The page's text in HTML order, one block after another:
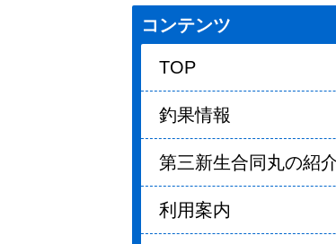
コンテンツ
TOP
釣果情報
第三新生合同丸の紹
利用案内